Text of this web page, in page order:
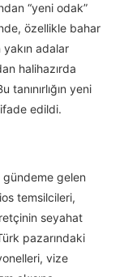
“yeni odak”
özellikle bahar
adalar
halihazırda
tanınırlığın yeni
edildi.
gündeme gelen
temsilcileri,
seyahat
pazarındaki
vize